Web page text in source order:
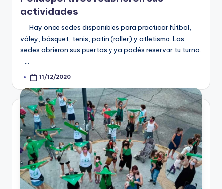
actividades
Hay once sedes disponibles para practicar fútbol,
vóley, básquet, tenis, patín (roller) y atletismo. Las
sedes abrieron sus puertas y ya podés reservar tu turno.
…
Posted11/12/2020